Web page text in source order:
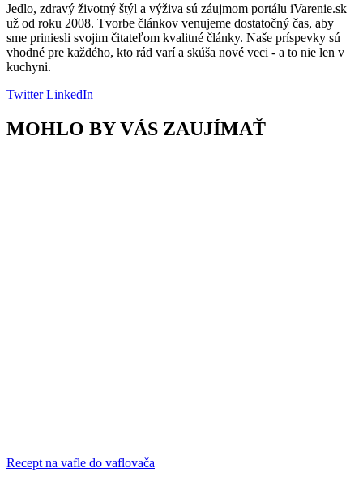
Jedlo, zdravý životný štýl a výživa sú záujmom portálu iVarenie.sk
už od roku 2008. Tvorbe článkov venujeme dostatočný čas, aby
sme priniesli svojim čitateľom kvalitné články. Naše príspevky sú
vhodné pre každého, kto rád varí a skúša nové veci - a to nie len v
kuchyni.
TwitterLinkedIn
MOHLO BY VÁS ZAUJÍMAŤ
Recept na vafle do vaflovača